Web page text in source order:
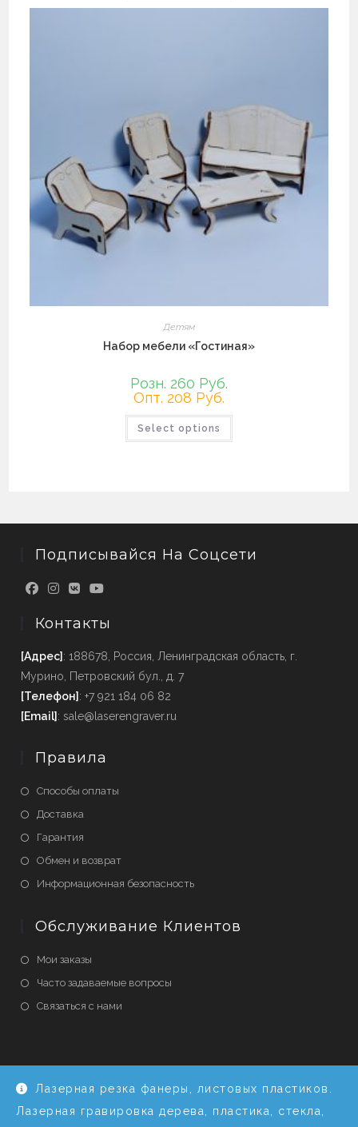
Лазерная резка фанеры, листовых пластиков.
Лазерная гравировка дерева, пластика, стекла,
Детям
Набор мебели «Гостиная»
Розн. 260 Руб.
Опт. 208 Руб.
Select options
Подписывайся На Соцсети
Контакты
[Адрес] : 188678, Россия, Ленинградская область, г.
Мурино, Петровский бул., д. 7
[Телефон] : +7 921 184 06 82
[Email] : sale@laserengraver.ru
Правила
Способы оплаты
Доставка
Гарантия
Обмен и возврат
Информационная безопасность
Обслуживание Клиентов
Мои заказы
Часто задаваемые вопросы
Связаться с нами
Privacy & Cookies Terms & Conditions
About Us